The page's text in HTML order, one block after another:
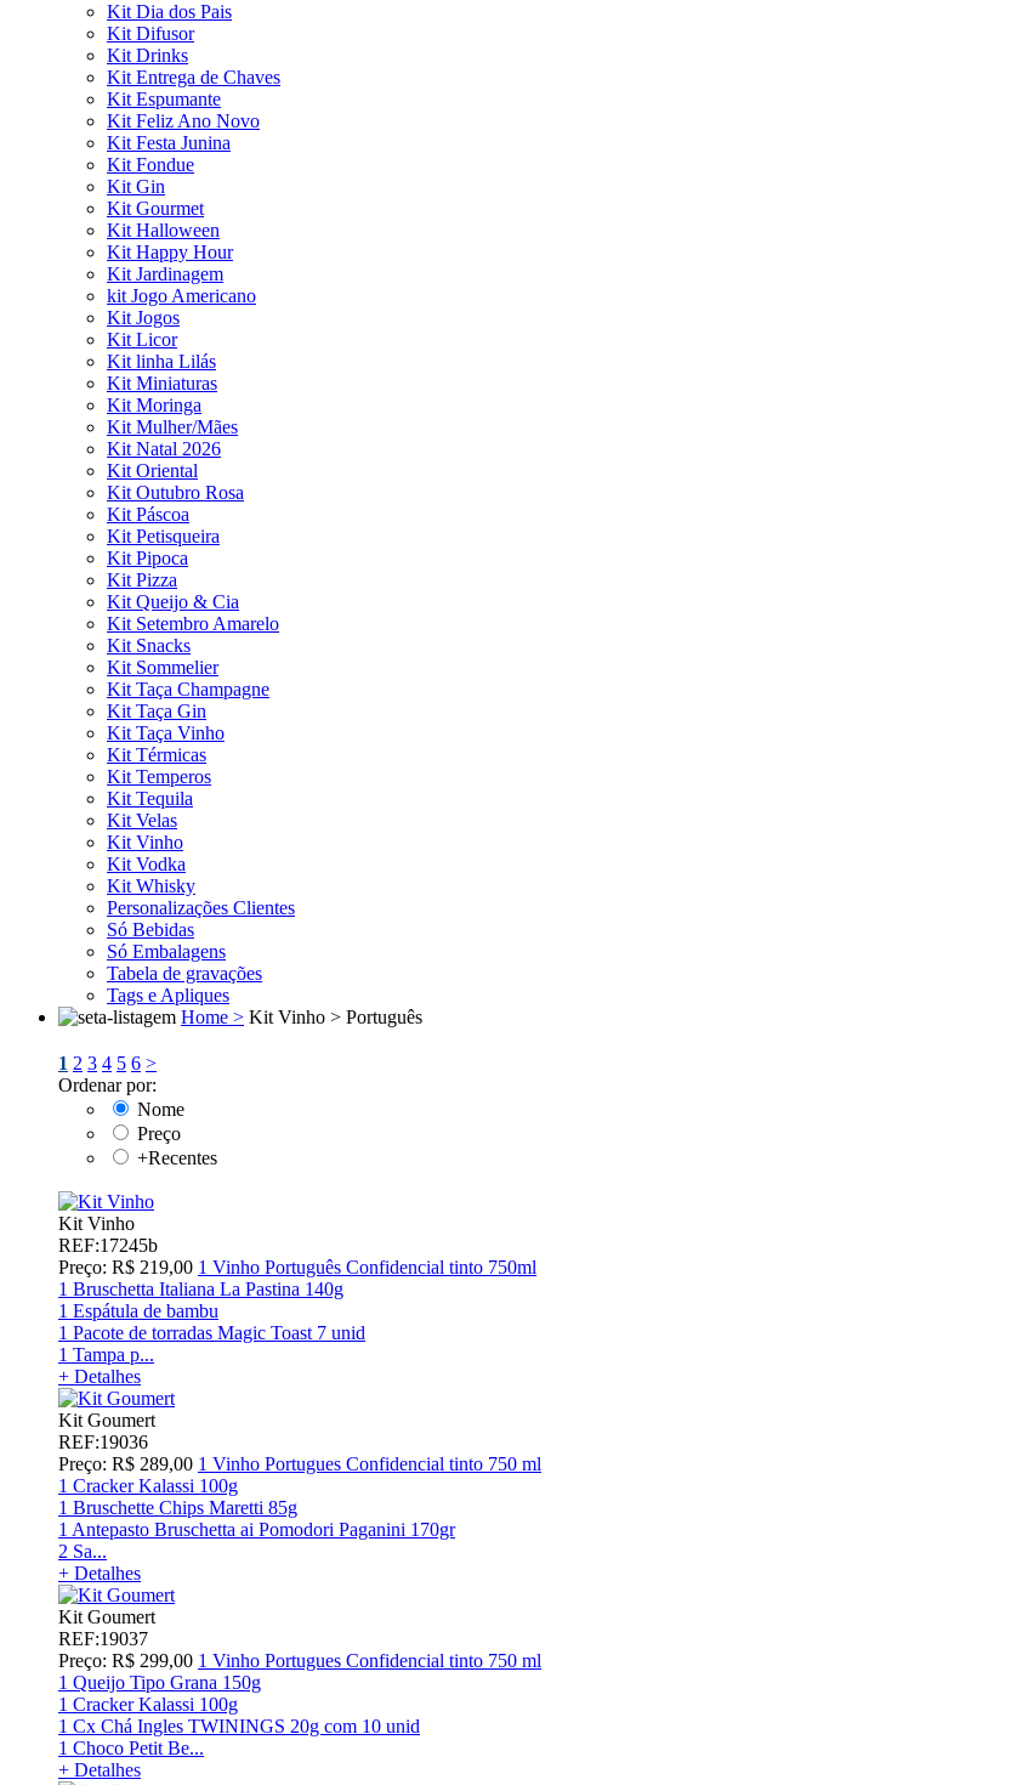
Kit Dia dos Pais
Kit Difusor
Kit Drinks
Kit Entrega de Chaves
Kit Espumante
Kit Feliz Ano Novo
Kit Festa Junina
Kit Fondue
Kit Gin
Kit Gourmet
Kit Halloween
Kit Happy Hour
Kit Jardinagem
kit Jogo Americano
Kit Jogos
Kit Licor
Kit linha Lilás
Kit Miniaturas
Kit Moringa
Kit Mulher/Mães
Kit Natal 2026
Kit Oriental
Kit Outubro Rosa
Kit Páscoa
Kit Petisqueira
Kit Pipoca
Kit Pizza
Kit Queijo & Cia
Kit Setembro Amarelo
Kit Snacks
Kit Sommelier
Kit Taça Champagne
Kit Taça Gin
Kit Taça Vinho
Kit Térmicas
Kit Temperos
Kit Tequila
Kit Velas
Kit Vinho
Kit Vodka
Kit Whisky
Personalizações Clientes
Só Bebidas
Só Embalagens
Tabela de gravações
Tags e Apliques
Home > Kit Vinho > Português
1 2 3 4 5 6 >
Ordenar por:
Nome
Preço
+Recentes
Kit Vinho
REF:17245b
Preço: R$ 219,00 1 Vinho Português Confidencial tinto 750ml
1 Bruschetta Italiana La Pastina 140g
1 Espátula de bambu
1 Pacote de torradas Magic Toast 7 unid
1 Tampa p...
+ Detalhes
Kit Goumert
REF:19036
Preço: R$ 289,00 1 Vinho Portugues Confidencial tinto 750 ml
1 Cracker Kalassi 100g
1 Bruschette Chips Maretti 85g
1 Antepasto Bruschetta ai Pomodori Paganini 170gr
2 Sa...
+ Detalhes
Kit Goumert
REF:19037
Preço: R$ 299,00 1 Vinho Portugues Confidencial tinto 750 ml
1 Queijo Tipo Grana 150g
1 Cracker Kalassi 100g
1 Cx Chá Ingles TWININGS 20g com 10 unid
1 Choco Petit Be...
+ Detalhes